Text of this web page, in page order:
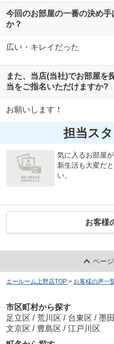
今回のお部屋の一番の決め
か？
広い・キレイだった
また、当店(当社)でお部屋を
当をご指名いただけますか?
お願いします！
担当ス
気に入るお部屋
新生活も大変だ
い。
お客様
ペー
エールーム上野店TOP > お客様の声一
市区町村から探す
足立区 / 荒川区 / 台東区 / 墨
文京区 / 豊島区 / 江戸川区